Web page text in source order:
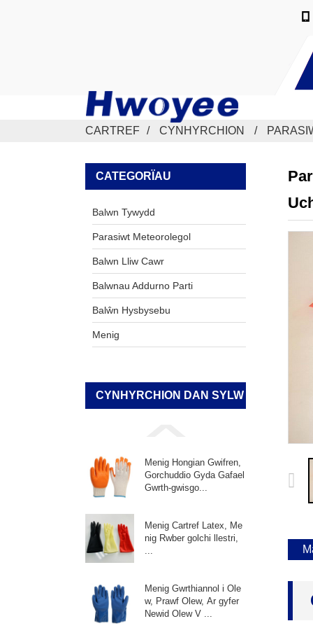
CARTREF CYNHYRCHION
CATEGORÏAU
Balwn Tywydd
Parasiwt Meteorolegol
Balwn Lliw Cawr
Balwnau Addurno Parti
Balŵn Hysbysebu
Menig
CYNHYRCHION DAN SYLW
Menig Hongian Gwifren,
Gorchuddio Gyda Gafael
Gwrth-gwisgo...
Menig Cartref Latex, Me
nig Rwber golchi llestri,
Menig Gwrthiannol i Ole
w, Prawf Olew, Ar gyfer
Newid Olew V ...